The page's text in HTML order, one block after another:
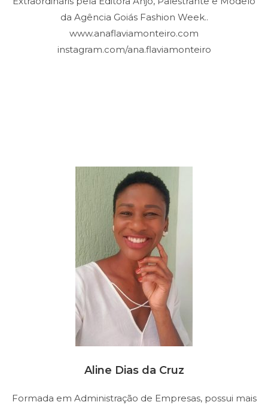
da Agência Goiás Fashion Week..
www.anaflaviamonteiro.com
instagram.com/ana.flaviamonteiro
Aline Dias da Cruz
Formada em Administração de Empresas, possui mais